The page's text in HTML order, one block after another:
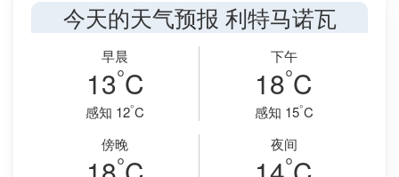
今天的天气预报 利特马诺瓦
早晨
13°C
感知 12°C
下午
18°C
感知 15°C
傍晚
°
夜间
°